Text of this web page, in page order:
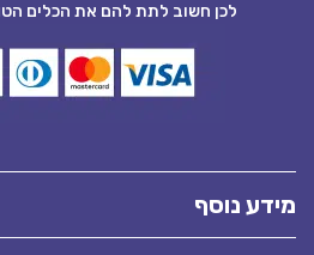
לכן חשוב לתת להם את הכלים
מידע נוסף